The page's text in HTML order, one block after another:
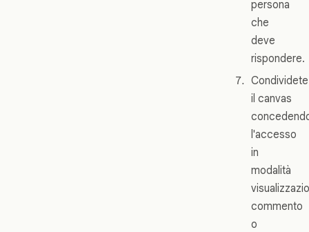
persona
che
deve
rispondere.
Condividete
il canvas
l'accesso
in
modalità
commento
o